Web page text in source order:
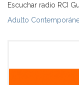
Escuchar radio RCI
Adulto